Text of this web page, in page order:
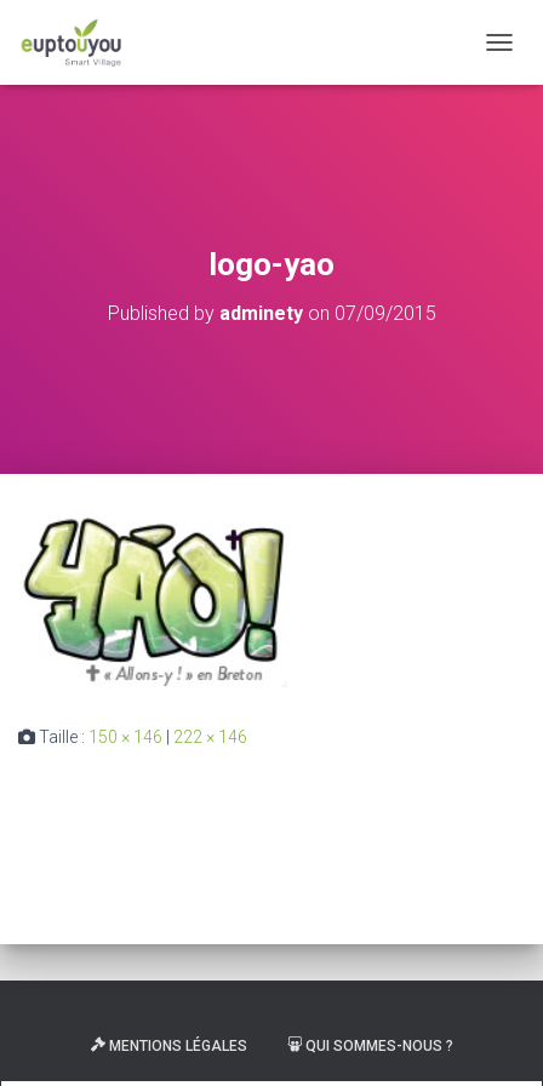
logo-yao
Published by adminetyon 07/09/2015
Taille : 150 × 146 222 × 146
MENTIONS LÉGALES QUI SOMMES-NOUS ?